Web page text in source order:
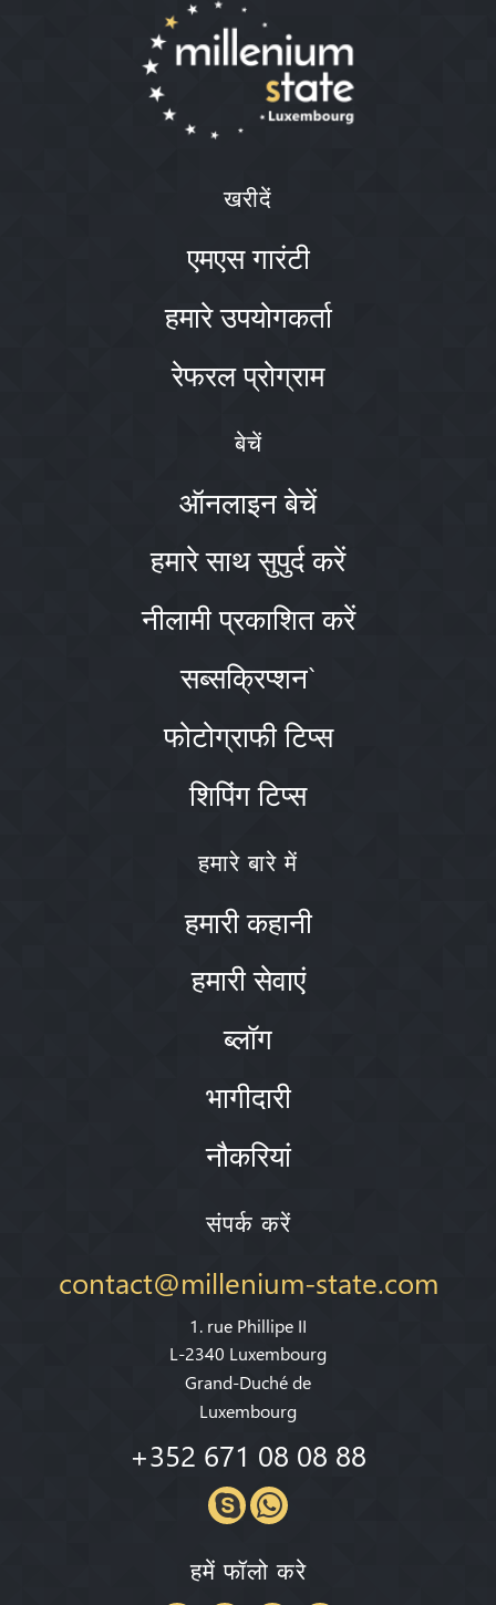
खरीदें
एमएस गारंटी
हमारे उपयोगकर्ता
रेफरल प्रोग्राम
बेचें
ऑनलाइन बेचें
हमारे साथ सुपुर्द करें
नीलामी प्रकाशित करें
सब्सक्रिप्शन`
फोटोग्राफी टिप्स
शिपिंग टिप्स
हमारे बारे में
हमारी कहानी
हमारी सेवाएं
ब्लॉग
भागीदारी
नौकरियां
संपर्क करें
contact@millenium-state.com
1. rue Phillipe II
L-2340 Luxembourg
Grand-Duché de
Luxembourg
+352 671 08 08 88
हमें फॉलो करे